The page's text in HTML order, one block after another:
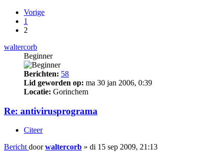
Vorige
1
2
waltercorb
Beginner
Berichten: 58
Lid geworden op: ma 30 jan 2006, 0:39
Locatie: Gorinchem
Re: antivirusprograma
Citeer
Bericht doorwaltercorb » di 15 sep 2009, 21:13